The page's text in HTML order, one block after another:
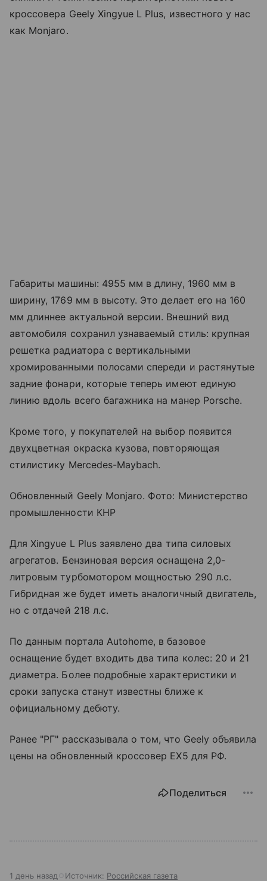
кроссовера Geely Xingyue L Plus, известного у нас
как Monjaro.
Габариты машины: 4955 мм в длину, 1960 мм в
ширину, 1769 мм в высоту. Это делает его на 160
мм длиннее актуальной версии. Внешний вид
автомобиля сохранил узнаваемый стиль: крупная
решетка радиатора с вертикальными
хромированными полосами спереди и растянутые
задние фонари, которые теперь имеют единую
линию вдоль всего багажника на манер Porsche.
Кроме того, у покупателей на выбор появится
двухцветная окраска кузова, повторяющая
стилистику Mercedes-Maybach.
Обновленный Geely Monjaro. Фото: Министерство
промышленности КНР
Для Xingyue L Plus заявлено два типа силовых
агрегатов. Бензиновая версия оснащена 2,0-
литровым турбомотором мощностью 290 л.с.
Гибридная же будет иметь аналогичный двигатель,
но с отдачей 218 л.с.
По данным портала Autohome, в базовое
оснащение будет входить два типа колес: 20 и 21
диаметра. Более подробные характеристики и
сроки запуска станут известны ближе к
официальному дебюту.
Ранее "РГ" рассказывала о том, что Geely объявила
цены на обновленный кроссовер EX5 для РФ.
Поделиться
1 день назад Источник: Российская газета